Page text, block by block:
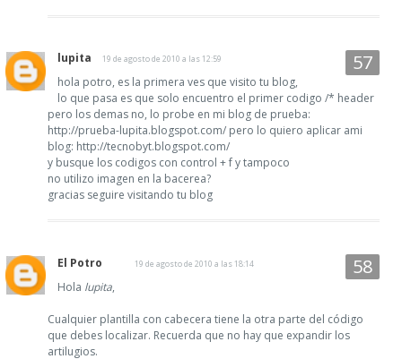
lupita 19 de agosto de 2010 a las 12:59
hola potro, es la primera ves que visito tu blog,
lo que pasa es que solo encuentro el primer codigo /* header
pero los demas no, lo probe en mi blog de prueba:
http://prueba-lupita.blogspot.com/ pero lo quiero aplicar ami
blog: http://tecnobyt.blogspot.com/
y busque los codigos con control + f y tampoco
no utilizo imagen en la bacerea?
gracias seguire visitando tu blog
El Potro 19 de agosto de 2010 a las 18:14
Hola lupita,
Cualquier plantilla con cabecera tiene la otra parte del código
que debes localizar. Recuerda que no hay que expandir los
artilugios.